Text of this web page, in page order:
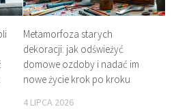
Metamorfoza starych
dekoracji: jak odświeżyć
domowe ozdoby i nadać im
nowe życie krok po kroku
4 LIPCA 2026